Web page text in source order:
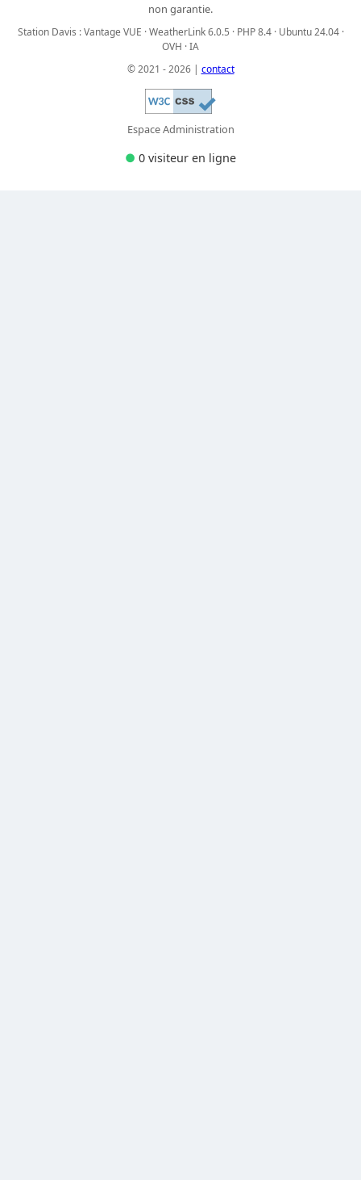
non garantie.
Station Davis : Vantage VUE · WeatherLink 6.0.5 · PHP 8.4 · Ubuntu 24.04 ·
OVH · IA
© 2021 - 2026 | contact
Espace Administration
● 0 visiteur en ligne